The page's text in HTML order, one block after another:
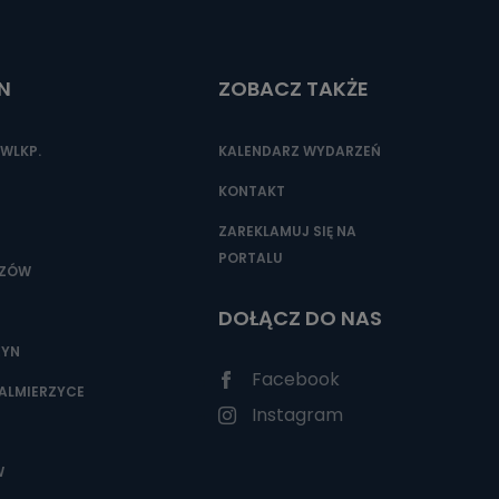
ZOBACZ TAKŻE
KALENDARZ WYDARZEŃ
KONTAKT
ZAREKLAMUJ SIĘ NA
PORTALU
DOŁĄCZ DO NAS
Facebook
Instagram